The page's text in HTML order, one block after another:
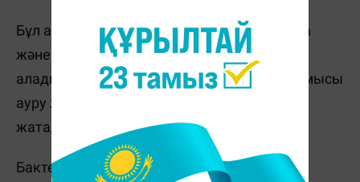
Бұл аурудың вирустары жануардан адамға
және керісінше, адамнан жануарға беріле
алады. Сондықтан қауіп-қатер тобына жұмысы
ауру жануарлармен байланысты адамдар
жатады.
Бактериялар жөтелу және түшкіру арқылы